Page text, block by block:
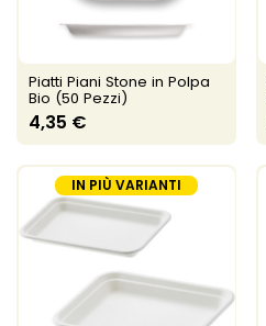
Piatti Piani Stone in Polpa
Bio (50 Pezzi)
4,35 €
IN PIÙ VARIANTI